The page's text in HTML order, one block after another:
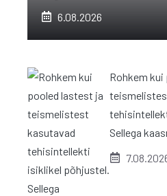
6.08.2026
Rohkem
Sellega